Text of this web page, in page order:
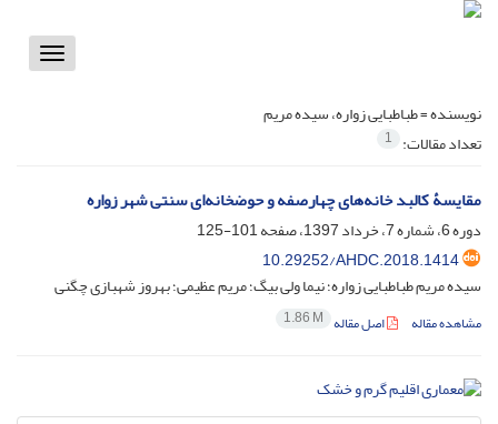
Toggle
نویسنده =طباطبایی زواره، سیده مریم
تعداد مقالات: 1
مقایسۀ کالبد خانه‌های چهارصفه و حوضخانه‌ای سنتی شهر زواره
دوره 6، شماره 7، خرداد 1397، صفحه
101-125
10.29252/AHDC.2018.1414
سیده مریم طباطبایی زواره؛ نیما ولی بیگ؛ مریم عظیمی؛ بهروز شهبازی چگنی
مشاهده مقاله اصل مقاله 1.86 M